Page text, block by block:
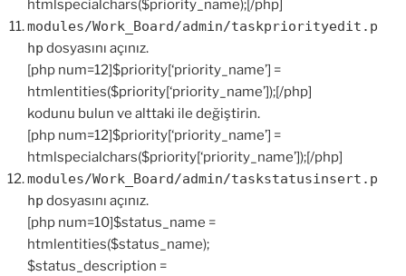
htmlspecialchars($priority_name);[/php]
modules/Work_Board/admin/taskpriorityedit.p
hp dosyasını açınız.
[php num=12]$priority[‘priority_name’] =
htmlentities($priority[‘priority_name’]);[/php]
kodunu bulun ve alttaki ile değiştirin.
[php num=12]$priority[‘priority_name’] =
htmlspecialchars($priority[‘priority_name’]);[/php]
modules/Work_Board/admin/taskstatusinsert.p
hp dosyasını açınız.
[php num=10]$status_name =
htmlentities($status_name);
$status_description =